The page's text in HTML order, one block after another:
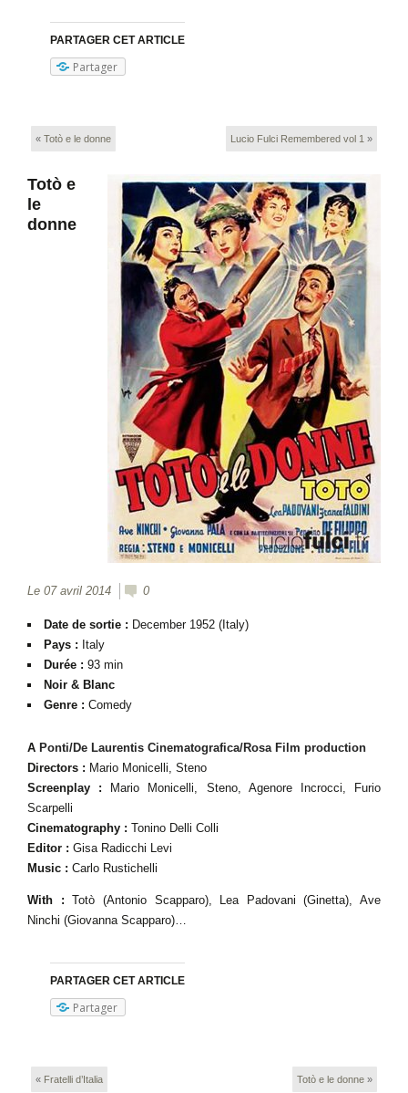
PARTAGER CET ARTICLE
Partager
« Totò e le donne Lucio Fulci Remembered vol 1 »
Totò e
le
donne
Le 07 avril 2014 0
Date de sortie : December 1952 (Italy)
Pays : Italy
Durée : 93 min
Noir & Blanc
Genre : Comedy
A Ponti/De Laurentis Cinematografica/Rosa Film production
Directors : Mario Monicelli, Steno
Screenplay : Mario Monicelli, Steno, Agenore Incrocci, Furio
Scarpelli
Cinematography : Tonino Delli Colli
Editor : Gisa Radicchi Levi
Music : Carlo Rustichelli
With : Totò (Antonio Scapparo), Lea Padovani (Ginetta), Ave
Ninchi (Giovanna Scapparo)…
PARTAGER CET ARTICLE
Partager
« Fratelli d’Italia Totò e le donne »